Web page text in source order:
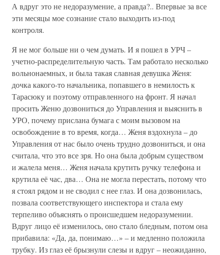
А вдруг это не недоразумение, а правда?.. Впервые за все
эти месяцы мое сознание стало выходить из-под
контроля.
Я не мог больше ни о чем думать. И я пошел в УРЧ –
учетно-распределительную часть. Там работало несколько
вольнонаемных, и была такая славная девушка Женя:
дочка какого-то начальника, попавшего в немилость к
Тарасюку и поэтому отправленного на фронт. Я начал
просить Женю дозвониться до Управления и выяснить в
УРО, почему прислана бумага с моим вызовом на
освобождение в то время, когда… Женя вздохнула – до
Управления от нас было очень трудно дозвониться, и она
считала, что это все зря. Но она была добрым существом
и жалела меня… Женя начала крутить ручку телефона и
крутила её час, два… Она не могла перестать, потому что
я стоял рядом и не сводил с нее глаз. И она дозвонилась,
позвала соответствующего инспектора и стала ему
терпеливо объяснять о происшедшем недоразумении.
Вдруг лицо её изменилось, оно стало бледным, потом она
прибавила: «Да, да, понимаю…» – и медленно положила
трубку. Из глаз её брызнули слезы и вдруг – неожиданно,